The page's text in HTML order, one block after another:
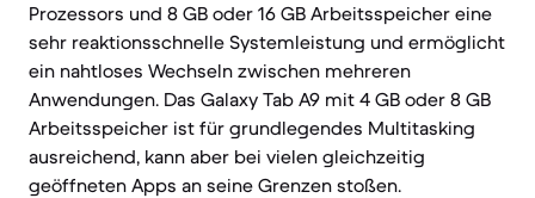
Prozessors und 8 GB oder 16 GB Arbeitsspeicher eine
sehr reaktionsschnelle Systemleistung und ermöglicht
ein nahtloses Wechseln zwischen mehreren
Anwendungen. Das Galaxy Tab A9 mit 4 GB oder 8 GB
Arbeitsspeicher ist für grundlegendes Multitasking
ausreichend, kann aber bei vielen gleichzeitig
geöffneten Apps an seine Grenzen stoßen.